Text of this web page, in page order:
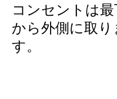
コンセントは
から外側に取
す。